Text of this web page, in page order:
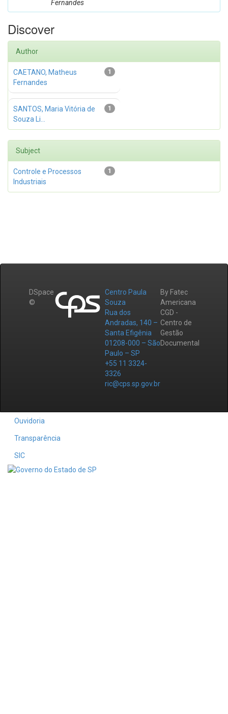
Fernandes
Discover
Author
1
CAETANO, Matheus
Fernandes
1
SANTOS, Maria Vitória de
Souza Li...
Subject
1
Controle e Processos
Industriais
DSpace
©
Centro Paula
Souza
Rua dos
Andradas, 140 –
Santa Efigênia
01208-000 – São
Paulo – SP
+55 11 3324-
3326
ric@cps.sp.gov.br
By Fatec
Americana
CGD -
Centro de
Gestão
Documental
Ouvidoria
Transparência
SIC